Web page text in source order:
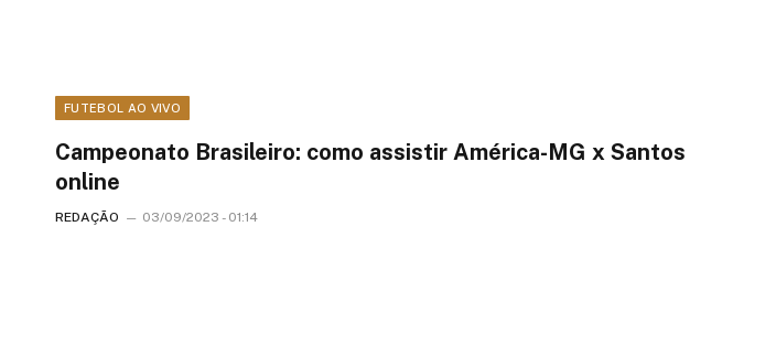
FUTEBOL AO VIVO
Campeonato Brasileiro: como assistir América-MG x Santos
online
REDAÇÃO 03/09/2023 - 01:14